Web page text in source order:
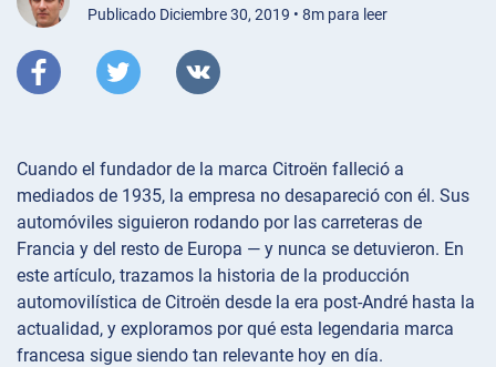
Publicado Diciembre 30, 2019 • 8m para leer
Cuando el fundador de la marca Citroën falleció a
mediados de 1935, la empresa no desapareció con él. Sus
automóviles siguieron rodando por las carreteras de
Francia y del resto de Europa — y nunca se detuvieron. En
este artículo, trazamos la historia de la producción
automovilística de Citroën desde la era post-André hasta la
actualidad, y exploramos por qué esta legendaria marca
francesa sigue siendo tan relevante hoy en día.